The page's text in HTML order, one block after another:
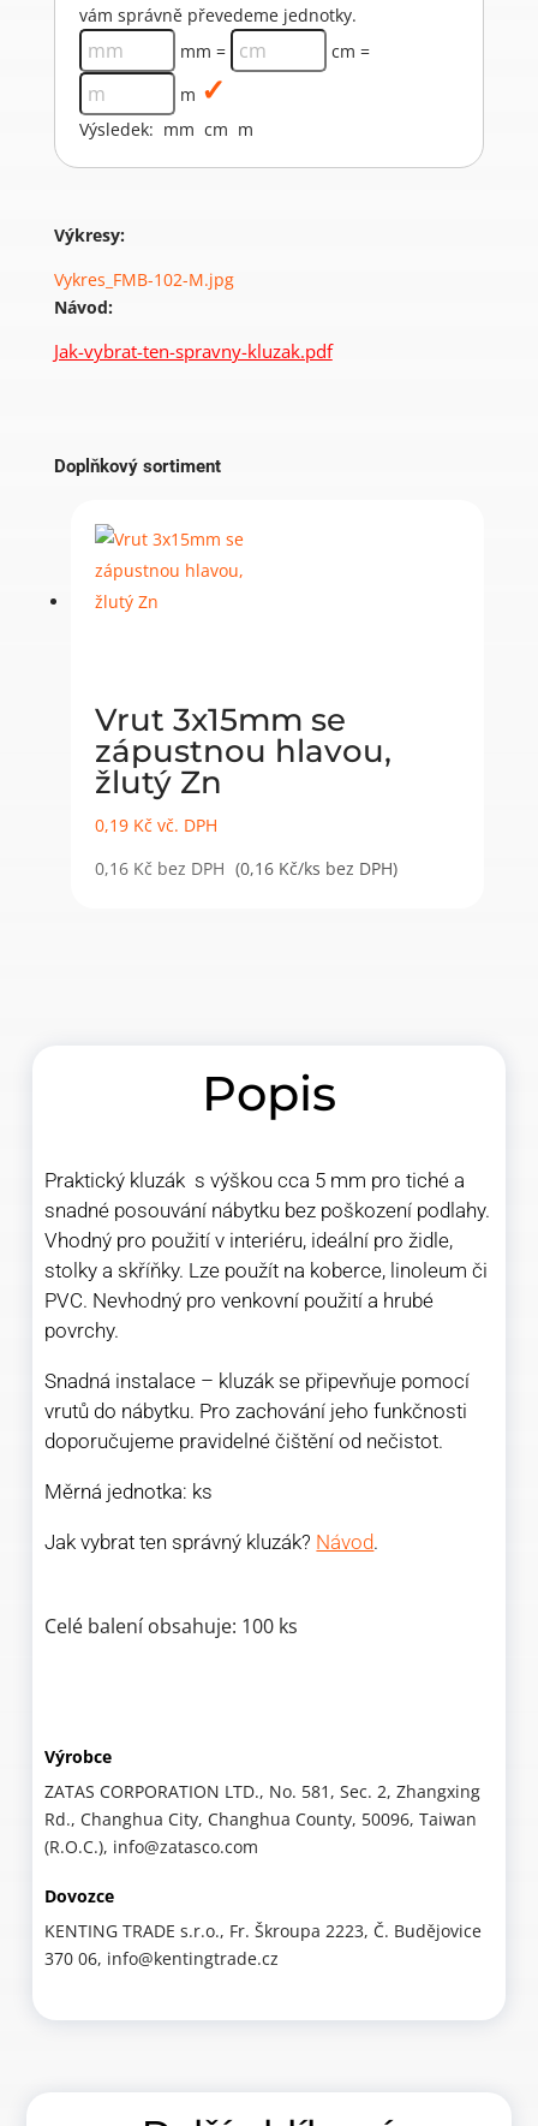
vám správně převedeme jednotky.
mm =
cm =
m
Výsledek: mm cm m
Výkresy:
Vykres_FMB-102-M.jpg
Návod:
Jak-vybrat-ten-spravny-kluzak.pdf
Doplňkový sortiment
Vrut 3x15mm se
zápustnou hlavou,
žlutý Zn
0,19 Kč vč. DPH
0,16 Kč bez DPH (0,16 Kč/ks bez DPH)
Popis
Praktický kluzák s výškou cca 5 mm pro tiché a
snadné posouvání nábytku bez poškození podlahy.
Vhodný pro použití v interiéru, ideální pro židle,
stolky a skříňky. Lze použít na koberce, linoleum či
PVC. Nevhodný pro venkovní použití a hrubé
povrchy.
Snadná instalace – kluzák se připevňuje pomocí
vrutů do nábytku. Pro zachování jeho funkčnosti
doporučujeme pravidelné čištění od nečistot.
Měrná jednotka: ks
Jak vybrat ten správný kluzák? Návod.
Celé balení obsahuje: 100 ks
Výrobce
ZATAS CORPORATION LTD., No. 581, Sec. 2, Zhangxing
Rd., Changhua City, Changhua County, 50096, Taiwan
(R.O.C.), info@zatasco.com
Dovozce
KENTING TRADE s.r.o., Fr. Škroupa 2223, Č. Budějovice
370 06, info@kentingtrade.cz